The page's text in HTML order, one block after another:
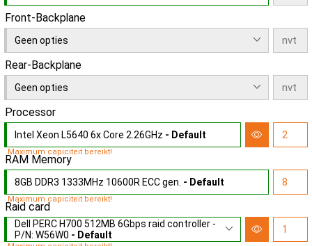
Front-Backplane
Geen opties
Rear-Backplane
Geen opties
Processor
Intel Xeon L5640 6x Core 2.26GHz - Default
Maximum capiciteit bereikt!
RAM Memory
8GB DDR3 1333MHz 10600R ECC gen. - Default
Maximum capiciteit bereikt!
Raid card
Dell PERC H700 512MB 6Gbps raid controller -
P/N: W56W0 - Default